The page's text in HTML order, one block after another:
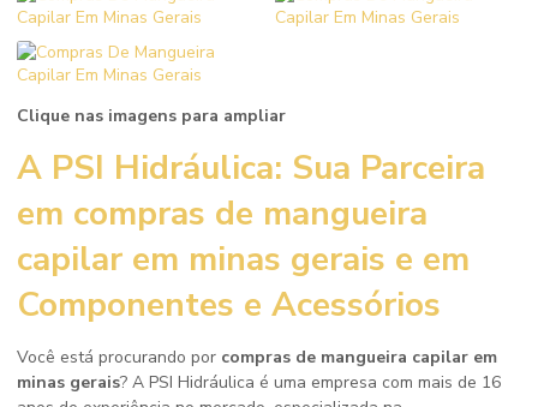
Clique nas imagens para ampliar
A PSI Hidráulica: Sua Parceira
em compras de mangueira
capilar em minas gerais e em
Componentes e Acessórios
Você está procurando por compras de mangueira capilar em
minas gerais? A PSI Hidráulica é uma empresa com mais de 16